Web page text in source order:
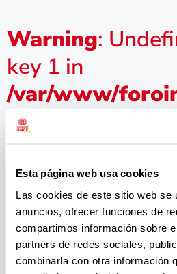
Esta página web usa cookies
Las cookies de este sitio web se
anuncios, ofrecer funciones de
compartimos información sobre
partners de redes sociales,
combinarla con otra información
Warning:
key 1 in
/var/www/
content/
tags/acf/tags/
on line33